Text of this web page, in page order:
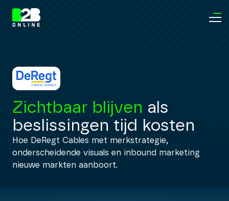
Zichtbaar blijven als
beslissingen tijd kosten
Hoe DeRegt Cables met merkstrategie,
onderscheidende visuals en inbound marketing
nieuwe markten aanboort.